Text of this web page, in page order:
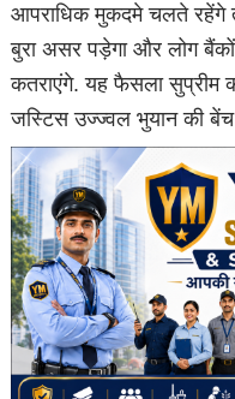
आपराधिक मुकदमे चलते रहेंगे
बुरा असर पड़ेगा और लोग
कतराएंगे. यह फैसला सुप्रीम
जस्टिस उज्ज्वल भुयान की बेंच